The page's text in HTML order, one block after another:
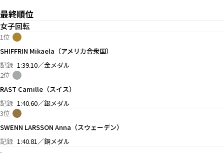
最終順位
女子回転
1位
SHIFFRIN Mikaela（アメリカ合衆国）
記録 1:39.10／金メダル
2位
RAST Camille（スイス）
記録 1:40.60／銀メダル
3位
SWENN LARSSON Anna（スウェーデン）
記録 1:40.81／銅メダル
-